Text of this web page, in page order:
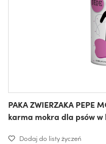
PAKA ZWIERZAKA PEPE
karma mokra dla psów w
Dodaj do listy życzeń